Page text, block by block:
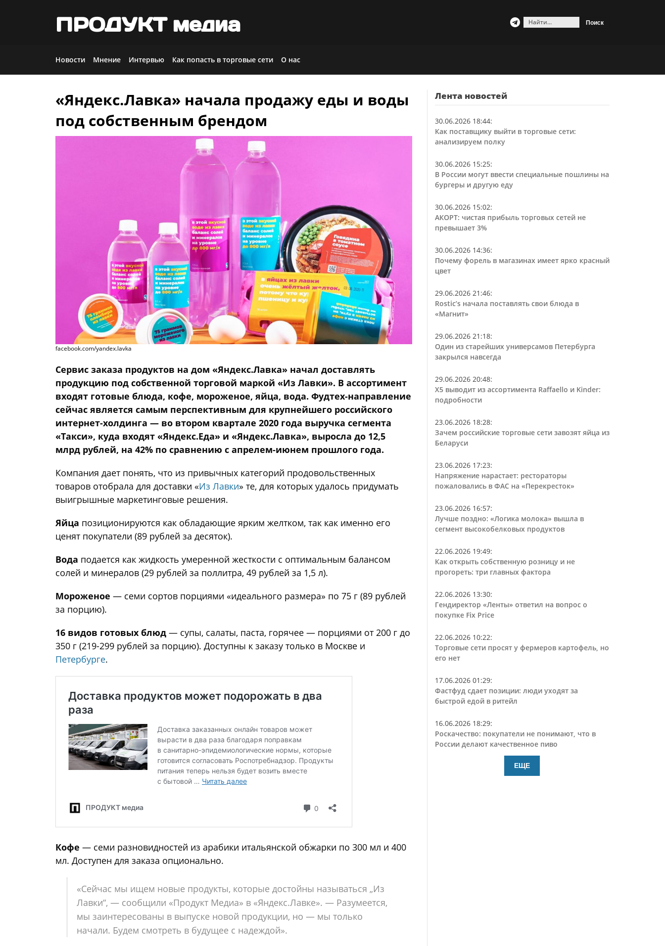
ПРОДУКТ медиа Найти:
Новости Мнение Интервью Как попасть в торговые сети О нас
Skip
content
«Яндекс.Лавка» начала продажу еды и воды
под собственным брендом
facebook.com/yandex.lavka
Сервис заказа продуктов на дом «Яндекс.Лавка» начал доставлять
продукцию под собственной торговой маркой «Из Лавки». В ассортимент
входят готовые блюда, кофе, мороженое, яйца, вода. Фудтех-направление
сейчас является самым перспективным для крупнейшего российского
интернет-холдинга — во втором квартале 2020 года выручка сегмента
«Такси», куда входят «Яндекс.Еда» и «Яндекс.Лавка», выросла до 12,5
млрд рублей, на 42% по сравнению с апрелем-июнем прошлого года.
Компания дает понять, что из привычных категорий продовольственных
товаров отобрала для доставки «Из Лавки» те, для которых удалось придумать
выигрышные маркетинговые решения.
Яйца позиционируются как обладающие ярким желтком, так как именно его
ценят покупатели (89 рублей за десяток).
Вода подается как жидкость умеренной жесткости с оптимальным балансом
солей и минералов (29 рублей за поллитра, 49 рублей за 1,5 л).
Мороженое — семи сортов порциями «идеального размера» по 75 г (89 рублей
за порцию).
16 видов готовых блюд — супы, салаты, паста, горячее — порциями от 200 г до
350 г (219-299 рублей за порцию). Доступны к заказу только в Москве и
Петербурге.
Кофе — семи разновидностей из арабики итальянской обжарки по 300 мл и 400
мл. Доступен для заказа опционально.
«Сейчас мы ищем новые продукты, которые достойны называться „Из
Лавки“, — сообщили «Продукт Медиа» в «Яндекс.Лавке». — Разумеется,
мы заинтересованы в выпуске новой продукции, но — мы только
начали. Будем смотреть в будущее с надеждой».
Лента новостей
30.06.2026 18:44:
Как поставщику выйти в торговые сети:
анализируем полку
30.06.2026 15:25:
В России могут ввести специальные пошлины на
бургеры и другую еду
30.06.2026 15:02:
АКОРТ: чистая прибыль торговых сетей не
превышает 3%
30.06.2026 14:36:
Почему форель в магазинах имеет ярко красный
цвет
29.06.2026 21:46:
Rostic’s начала поставлять свои блюда в
«Магнит»
29.06.2026 21:18:
Один из старейших универсамов Петербурга
закрылся навсегда
29.06.2026 20:48:
Х5 выводит из ассортимента Raffaello и Kinder:
подробности
23.06.2026 18:28:
Зачем российские торговые сети завозят яйца из
Беларуси
23.06.2026 17:23:
Напряжение нарастает: рестораторы
пожаловались в ФАС на «Перекресток»
23.06.2026 16:57:
Лучше поздно: «Логика молока» вышла в
сегмент высокобелковых продуктов
22.06.2026 19:49:
Как открыть собственную розницу и не
прогореть: три главных фактора
22.06.2026 13:30:
Гендиректор «Ленты» ответил на вопрос о
покупке Fix Price
22.06.2026 10:22:
Торговые сети просят у фермеров картофель, но
его нет
17.06.2026 01:29:
Фастфуд сдает позиции: люди уходят за
быстрой едой в ритейл
16.06.2026 18:29:
Роскачество: покупатели не понимают, что в
России делают качественное пиво
ЕЩЕ